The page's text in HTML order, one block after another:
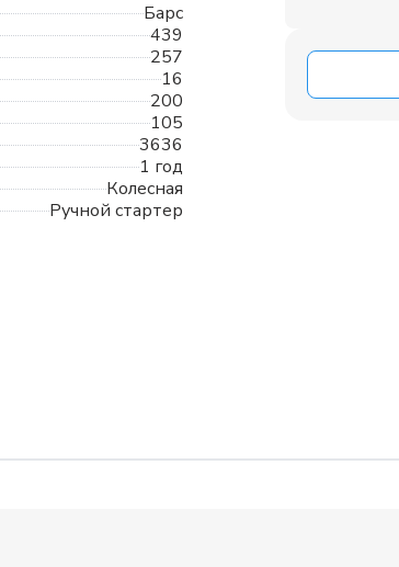
Барс
439
257
16
200
105
3636
1 год
Колесная
Ручной стартер